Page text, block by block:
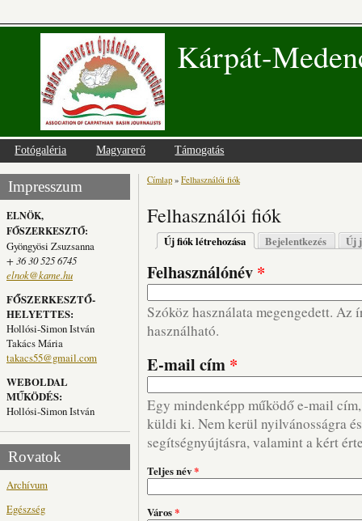
Kárpát-
Fotógaléria Magyarerő Támogatás
Impresszum
ELNÖK,
FŐSZERKESZTŐ:
Gyöngyösi Zsuzsanna
+ 36 30 525 6745
elnok@kame.hu
FŐSZERKESZTŐ-
HELYETTES:
Hollósi-Simon István
Takács Mária
takacs55@gmail.com
WEBOLDAL
MŰKÖDÉS:
Hollósi-Simon István
Rovatok
Archívum
Egészség
Jelenlegi hely
Címlap » Felhasználói fiók
Felhasználói fiók
Elsődleges fülek
Új fiók létrehozása (aktív fül)
Bejelentkezés Új
Felhasználónév *
Szóköz használata megengedett. Az
használható.
E-mail cím *
Egy mindenképp működő e-mail
küldi ki. Nem kerül nyilvánosságra
segítségnyújtásra, valamint a kért
Teljes név*
Város*